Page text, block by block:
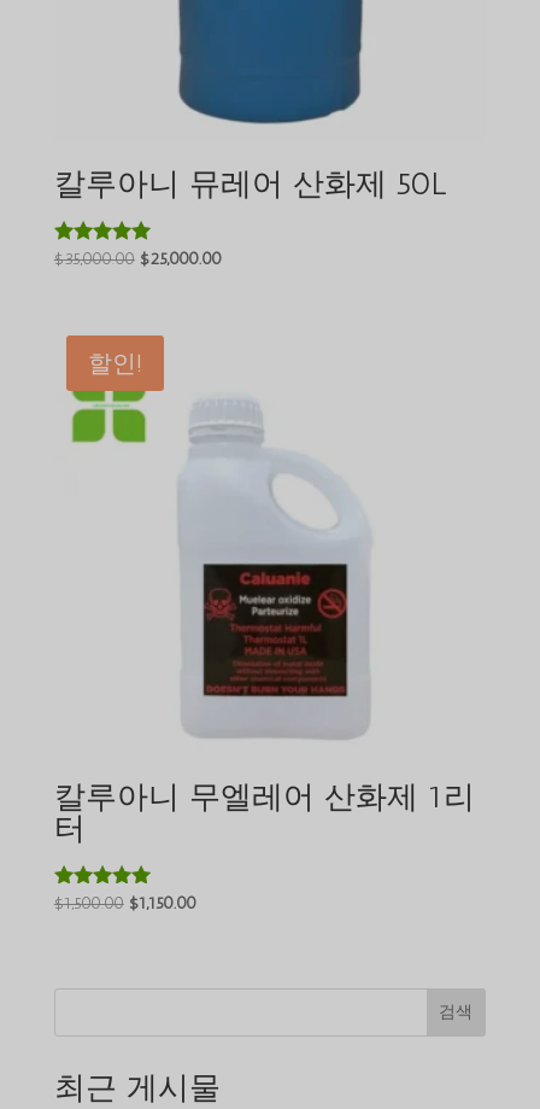
칼루아니 뮤레어 산화제 50L
5 중에서
$35,000.00 원
격:
$35,000.00.
$25,000.00현
할인!
칼루아니 무엘레어 산화제 1리
터
5 중에서
$1,500.00 원
격:
$1,150.00현
격:
검색
최근 게시물